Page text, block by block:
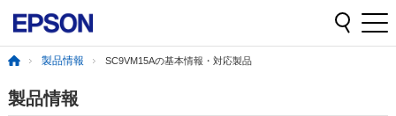
製品情報 SC9VM15Aの基本情報・対応製品
製品情報